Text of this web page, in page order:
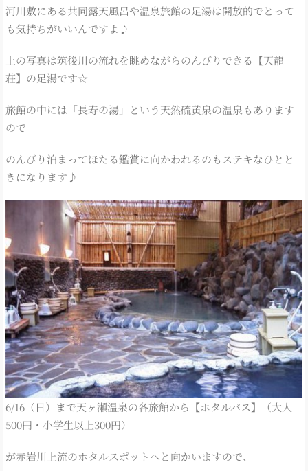
河川敷にある共同露天風呂や温泉旅館の足湯は開放的でとって
も気持ちがいいんですよ♪
上の写真は筑後川の流れを眺めながらのんびりできる【天龍
荘】の足湯です☆
旅館の中には「長寿の湯」という天然硫黄泉の温泉もあります
ので
のんびり泊まってほたる鑑賞に向かわれるのもステキなひとと
きになります♪
6/16（日）まで天ヶ瀬温泉の各旅館から【ホタルバス】（大人
500円・小学生以上300円）
が赤岩川上流のホタルスポットへと向かいますので、